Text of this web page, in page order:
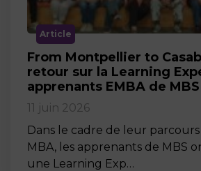
Article
From Montpellier to
retour sur la Learning
apprenants EMBA de
11 juin 2026
Dans le cadre de leur
MBA, les apprenants de MBS
une Learning Exp…